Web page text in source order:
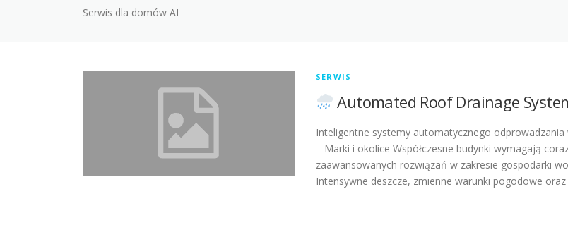
Serwis dla domów AI
SERWIS
Automated Roof Drainage
Inteligentne systemy automatycznego
– Marki i okolice Współczesne budynki wymagają
zaawansowanych rozwiązań w zakresie gospodarki
Intensywne deszcze, zmienne warunki pogodowe